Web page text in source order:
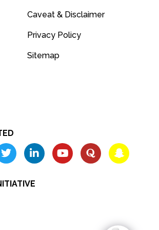
Caveat & Disclaimer
Privacy Policy
Sitemap